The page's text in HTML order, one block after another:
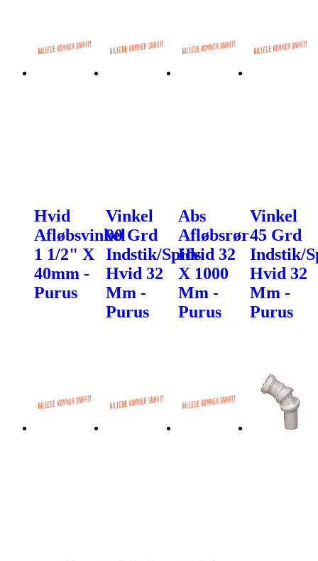
Hvid
Afløbsvinkel
1 1/2" X
40mm -
Purus
Vinkel
90 Grd
Indstik/Spids
Hvid 32
Mm -
Purus
Abs
Afløbsrør
Hvid 32
X 1000
Mm -
Purus
Vinkel
45 Grd
Indstik/
Hvid 32
Mm -
Purus